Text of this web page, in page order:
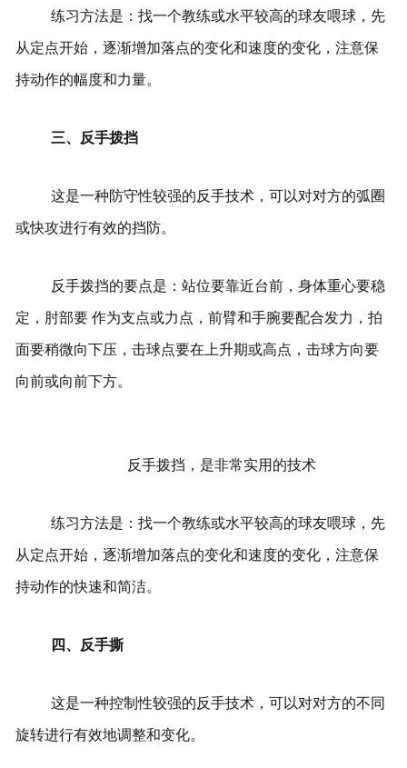
练习方法是：找一个教练或水平较高的球友喂球，先
从定点开始，逐渐增加落点的变化和速度的变化，注意保
持动作的幅度和力量。
三、反手拨挡
这是一种防守性较强的反手技术，可以对对方的弧圈
或快攻进行有效的挡防。
反手拨挡的要点是：站位要靠近台前，身体重心要稳
定，肘部要 作为支点或力点，前臂和手腕要配合发力，拍
面要稍微向下压，击球点要在上升期或高点，击球方向要
向前或向前下方。
反手拨挡，是非常实用的技术
练习方法是：找一个教练或水平较高的球友喂球，先
从定点开始，逐渐增加落点的变化和速度的变化，注意保
持动作的快速和简洁。
四、反手撕
这是一种控制性较强的反手技术，可以对对方的不同
旋转进行有效地调整和变化。